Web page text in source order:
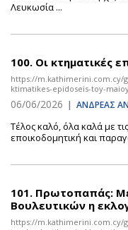
Λευκωσία ...
100. Οι κτηματικές
https://m.kathimerini.com.cy/
ktimatikes-epidoseis-toy-
06/06/2026 | ΑΝΔΡΕΑΣ
Τέλος καλό, όλα καλά με
εποικοδομητική και
101. Πρωτοπαπάς:
Βουλευτικών η
https://m.kathimerini.com.cy/